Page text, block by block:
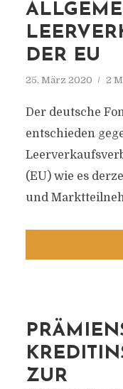
DER EU
25. März 2020 2
Der deutsche
entschieden
(EU) wie es
und
ZUR